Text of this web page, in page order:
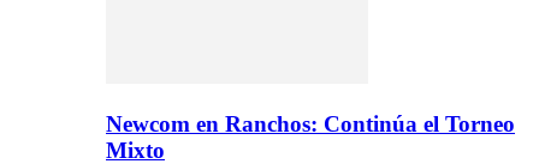
Newcom en Ranchos: Continúa el Torneo
Mixto